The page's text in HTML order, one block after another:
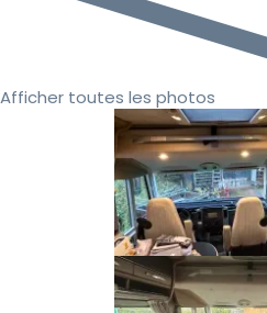
Afficher toutes les photos